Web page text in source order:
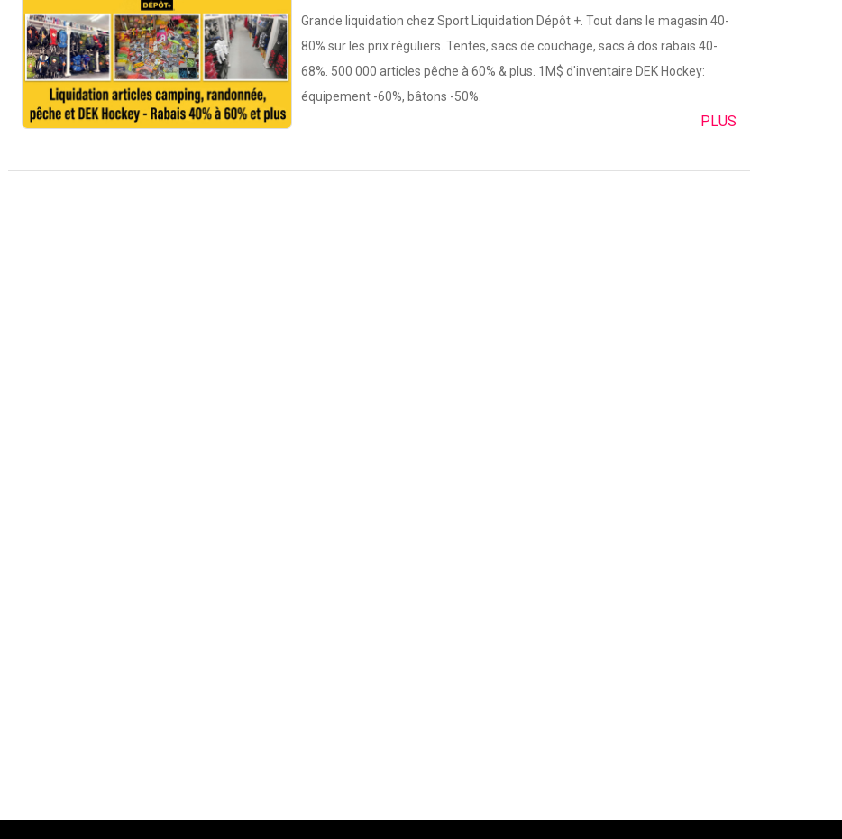
Grande liquidation chez Sport Liquidation Dépôt +. Tout dans le magasin 40-
80% sur les prix réguliers. Tentes, sacs de couchage, sacs à dos rabais 40-
68%. 500 000 articles pêche à 60% & plus. 1M$ d'inventaire DEK Hockey:
équipement -60%, bâtons -50%.
PLUS